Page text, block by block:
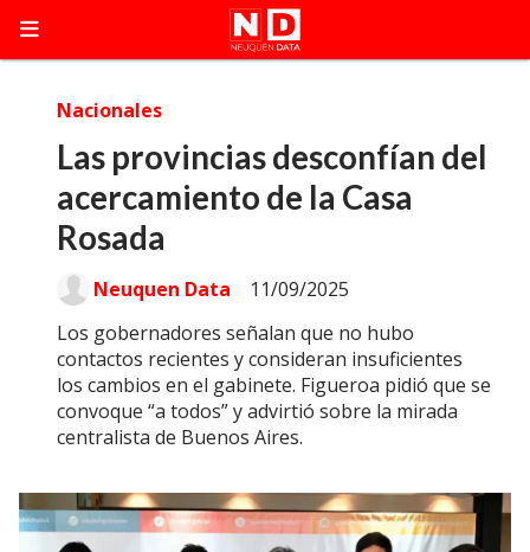
Las provincias desconfían del
acercamiento de la Casa
Rosada
Los gobernadores señalan que no hubo
contactos recientes y consideran insuficientes
los cambios en el gabinete. Figueroa pidió que se
convoque “a todos” y advirtió sobre la mirada
centralista de Buenos Aires.
Nacionales
11/09/2025
Neuquen Data